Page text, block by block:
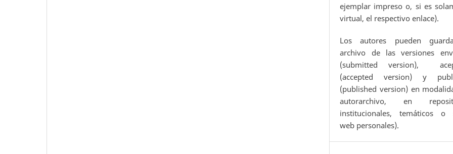
ejemplar impreso o, si es
virtual, el respectivo enlace).
Los autores pueden
archivo de las versiones
(submitted version),
(accepted version) y
(published version) en
autorarchivo, en
institucionales, temáticos o
web personales).